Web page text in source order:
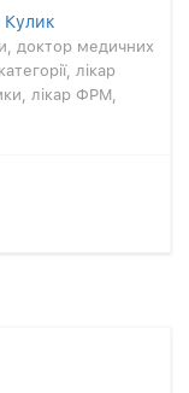
Кулик
доктор медичних
лікар
лікар ФРМ,